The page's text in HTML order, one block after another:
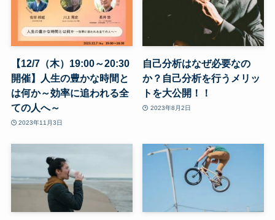
【12/7（木）19:00～20:30
開催】人生の豊かな時間と
は何か～効率に追われる全
ての人へ～
2023年11月3日
自己分析はなぜ必要なの
か？自己分析を行うメリッ
トを大公開！！
2023年8月2日